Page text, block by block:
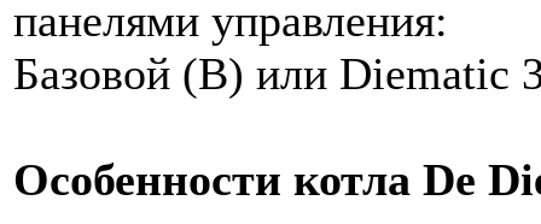
панелями управления:
Базовой (В) или Diematic
Особенности котла De